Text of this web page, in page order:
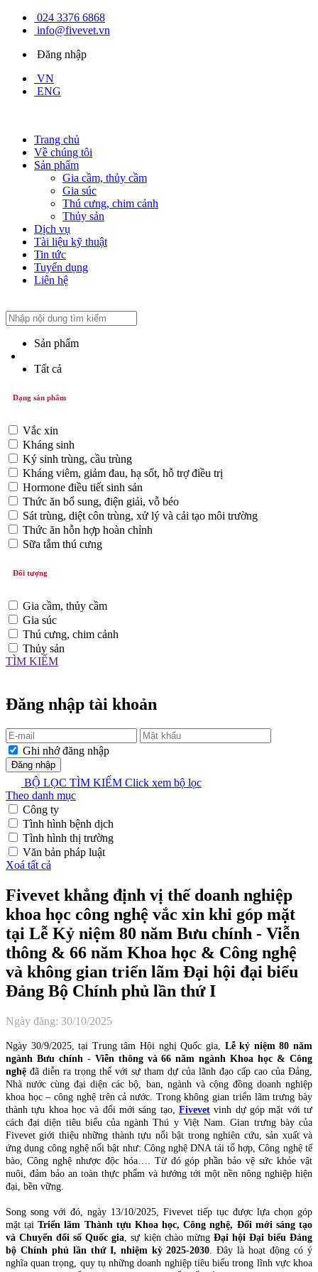
024 3376 6868
info@fivevet.vn
Đăng nhập
VN
ENG
Trang chủ
Về chúng tôi
Sản phẩm
Gia cầm, thủy cầm
Gia súc
Thú cưng, chim cảnh
Thủy sản
Dịch vụ
Tài liệu kỹ thuật
Tin tức
Tuyển dụng
Liên hệ
Sản phẩm
Tất cả
Dạng sản phẩm
Vắc xin
Kháng sinh
Ký sinh trùng, cầu trùng
Kháng viêm, giảm đau, hạ sốt, hỗ trợ điều trị
Hormone điều tiết sinh sản
Thức ăn bổ sung, điện giải, vỗ béo
Sát trùng, diệt côn trùng, xử lý và cải tạo môi trường
Thức ăn hỗn hợp hoàn chỉnh
Sữa tắm thú cưng
Đối tượng
Gia cầm, thủy cầm
Gia súc
Thú cưng, chim cảnh
Thủy sản
TÌM KIẾM
Đăng nhập tài khoản
Ghi nhớ đăng nhập
Đăng nhập
BỘ LỌC TÌM KIẾM Click xem bộ lọc
Theo danh mục
Công ty
Tình hình bệnh dịch
Tình hình thị trường
Văn bản pháp luật
Xoá tất cả
Fivevet khẳng định vị thế doanh nghiệp
khoa học công nghệ vắc xin khi góp mặt
tại Lễ Kỷ niệm 80 năm Bưu chính - Viễn
thông & 66 năm Khoa học & Công nghệ
và không gian triển lãm Đại hội đại biểu
Đảng Bộ Chính phủ lần thứ I
Ngày đăng: 30/10/2025
Ngày 30/9/2025, tại Trung tâm Hội nghị Quốc gia, Lễ kỷ niệm 80 năm
ngành Bưu chính - Viễn thông và 66 năm ngành Khoa học & Công
nghệ đã diễn ra trọng thể với sự tham dự của lãnh đạo cấp cao của Đảng,
Nhà nước cùng đại diện các bộ, ban, ngành và cộng đồng doanh nghiệp
khoa học – công nghệ trên cả nước. Trong không gian triển lãm trưng bày
thành tựu khoa học và đổi mới sáng tạo, Fivevet vinh dự góp mặt với tư
cách đại diện tiêu biểu của ngành Thú y Việt Nam. Gian trưng bày của
Fivevet giới thiệu những thành tựu nổi bật trong nghiên cứu, sản xuất và
ứng dụng công nghệ nổi bật như: Công nghệ DNA tái tổ hợp, Công nghệ tế
bào, Công nghệ nhược độc hóa…. Từ đó góp phần bảo vệ sức khỏe vật
nuôi, đảm bảo an toàn thực phẩm và hướng tới một nền nông nghiệp hiện
đại, bền vững.
Song song với đó, ngày 13/10/2025, Fivevet tiếp tục được lựa chọn góp
mặt tạiTriển lãm Thành tựu Khoa học, Công nghệ, Đổi mới sáng tạo
và Chuyển đổi số Quốc gia , sự kiện chào mừng Đại hội Đại biểu Đảng
bộ Chính phủ lần thứ I, nhiệm kỳ 2025-2030 . Đây là hoạt động có ý
nghĩa quan trọng, quy tụ những doanh nghiệp tiêu biểu trong lĩnh vực khoa